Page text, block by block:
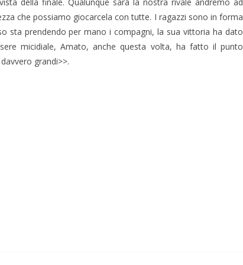
che possiamo giocarcela con tutte. I ragazzi sono in forma
sta prendendo per mano i compagni, la sua vittoria ha dato
micidiale, Amato, anche questa volta, ha fatto il punto
grandi>>.